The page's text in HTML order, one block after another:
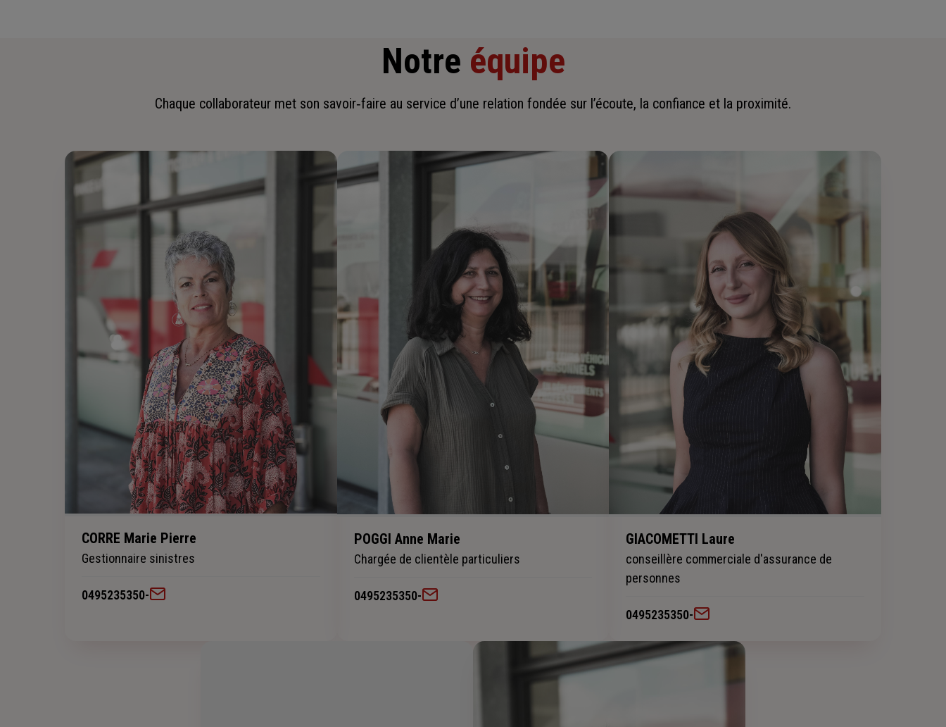
Notre équipe
Chaque collaborateur met son savoir‑faire au service d’une relation fondée sur l’écoute, la confiance et la proximité.
CORRE Marie Pierre
Gestionnaire sinistres
0495235350-
POGGI Anne Marie
Chargée de clientèle particuliers
0495235350-
GIACOMETTI Laure
conseillère commerciale d'assurance de
personnes
0495235350-